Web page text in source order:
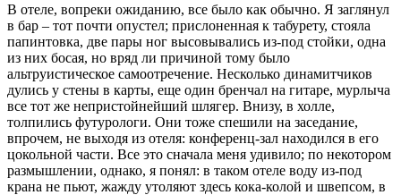
В отеле, вопреки ожиданию, все было как обычно. Я заглянул
в бар – тот почти опустел; прислоненная к табурету, стояла
папинтовка, две пары ног высовывались из-под стойки, одна
из них босая, но вряд ли причиной тому было
альтруистическое самоотречение. Несколько динамитчиков
дулись у стены в карты, еще один бренчал на гитаре, мурлыча
все тот же непристойнейший шлягер. Внизу, в холле,
толпились футурологи. Они тоже спешили на заседание,
впрочем, не выходя из отеля: конференц-зал находился в его
цокольной части. Все это сначала меня удивило; по некотором
размышлении, однако, я понял: в таком отеле воду из-под
крана не пьют, жажду утоляют здесь кока-колой и швепсом, в